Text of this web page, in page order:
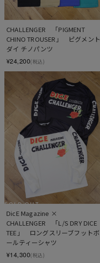
CHALLENGER　「PIGMENT
CHINO TROUSER」　ピグメント
ダイ チノパンツ
¥24,200(税込)
SOLD OUT
DicE Magazine ×
CHALLENGER　「L/S DRY DICE
TEE」　ロングスリーブフットボ
ールティーシャツ
¥14,300(税込)